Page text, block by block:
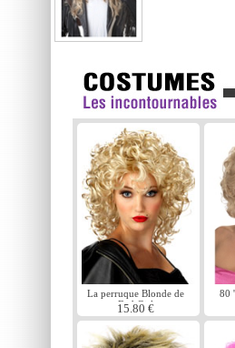
La perruque Blonde de
Bad Girl
15.80 €
80